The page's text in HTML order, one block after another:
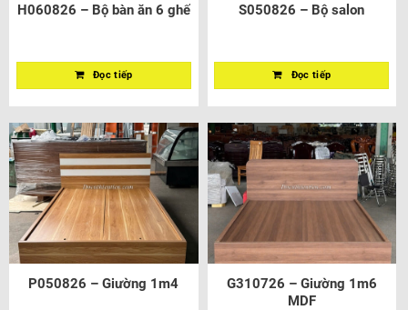
H060826 – Bộ bàn ăn 6 ghế
Đọc tiếp
S050826 – Bộ salon
Đọc tiếp
P050826 – Giường 1m4
G310726 – Giường 1m6
MDF